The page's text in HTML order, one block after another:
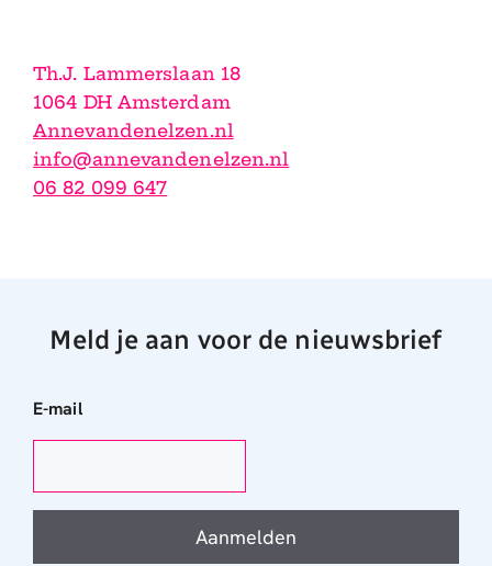
Th.J. Lammerslaan 18
1064 DH Amsterdam
Annevandenelzen.nl
info@annevandenelzen.nl
06 82 099 647
Meld je aan voor de nieuwsbrief
E-mail
Aanmelden